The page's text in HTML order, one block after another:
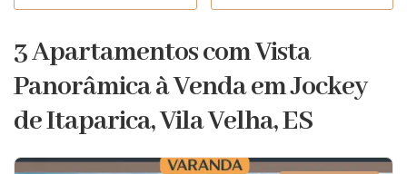
3 Apartamentos com Vista
Panorâmica à Venda em Jockey
de Itaparica, Vila Velha, ES